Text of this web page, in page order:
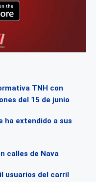
TNH con
del 15 de junio
ha extendido a sus
calles de Nava
usuarios del carril